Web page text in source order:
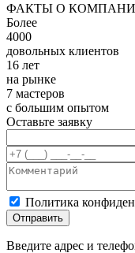
ФАКТЫ О
Более
4000
довольных клиентов
16 лет
на рынке
7 мастеров
с большим опытом
Оставьте заявку
Политика
Отправить
Введите адрес и